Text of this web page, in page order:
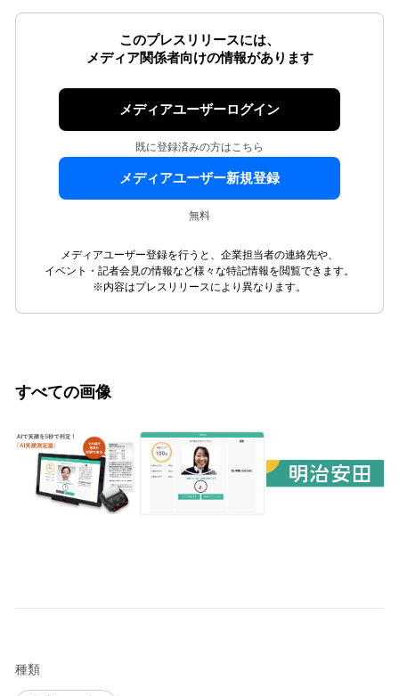
このプレスリリースには、
メディア関係者向けの情報があります
メディアユーザーログイン
既に登録済みの方はこちら
メディアユーザー新規登録
無料
メディアユーザー登録を行うと、企業担当者の連絡先や、
イベント・記者会見の情報など様々な特記情報を閲覧できます。
※内容はプレスリリースにより異なります。
すべての画像
種類